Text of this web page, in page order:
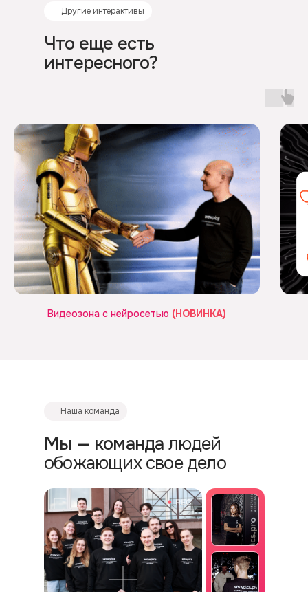
Что еще есть
интересного?
Другие интерактивы
Видеозона с нейросетью (НОВИНКА)
Мы — команда людей
обожающих свое дело
Наша команда